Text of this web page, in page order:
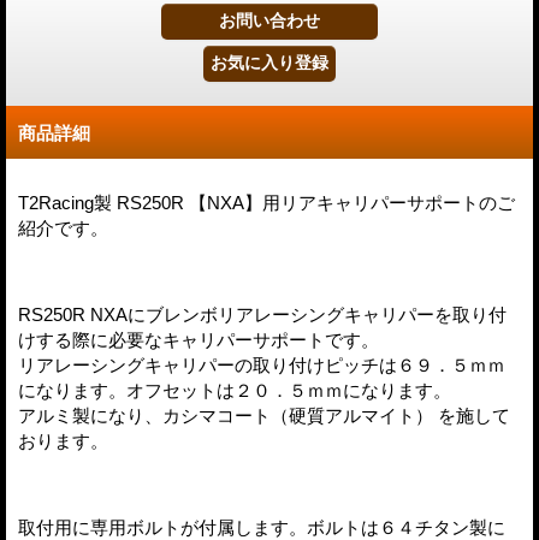
商品詳細
T2Racing製 RS250R 【NXA】用リアキャリパーサポートのご
紹介です。
RS250R NXAにブレンボリアレーシングキャリパーを取り付
けする際に必要なキャリパーサポートです。
リアレーシングキャリパーの取り付けピッチは６９．５ｍｍ
になります。オフセットは２０．５ｍｍになります。
アルミ製になり、カシマコート（硬質アルマイト） を施して
おります。
取付用に専用ボルトが付属します。ボルトは６４チタン製に